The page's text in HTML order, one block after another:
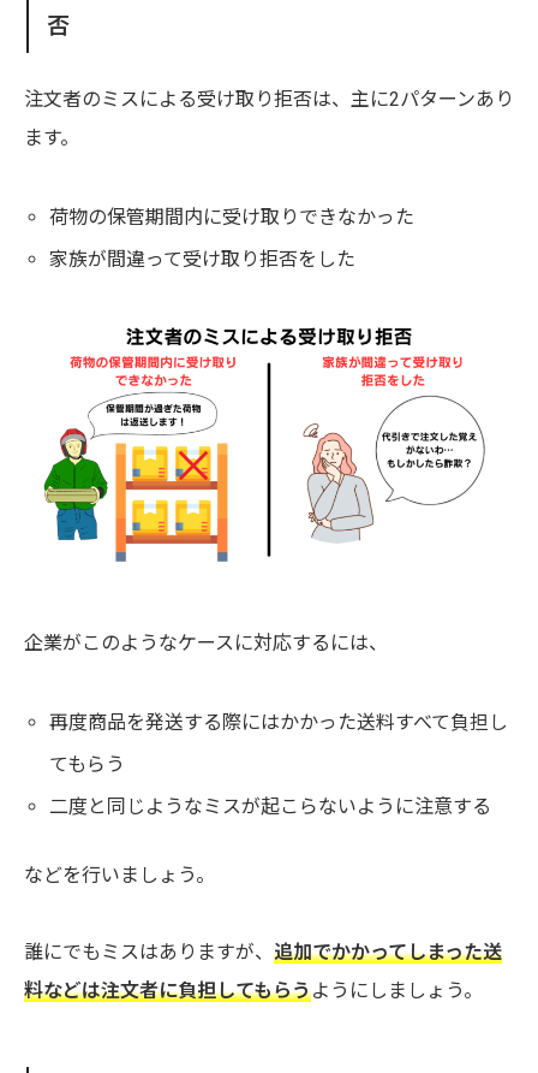
否
注文者のミスによる受け取り拒否は、主に2パターンあり
ます。
荷物の保管期間内に受け取りできなかった
家族が間違って受け取り拒否をした
企業がこのようなケースに対応するには、
再度商品を発送する際にはかかった送料すべて負担し
てもらう
二度と同じようなミスが起こらないように注意する
などを行いましょう。
誰にでもミスはありますが、 追加でかかってしまった送
料などは注文者に負担してもらうようにしましょう。